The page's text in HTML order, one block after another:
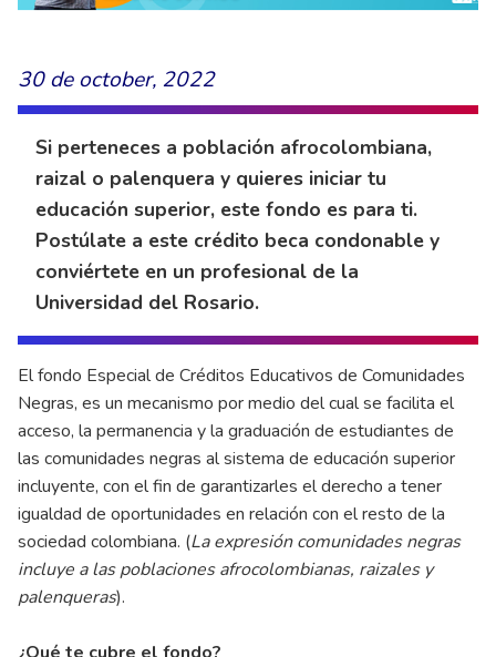
30 de october, 2022
Si perteneces a población afrocolombiana,
raizal o palenquera y quieres iniciar tu
educación superior, este fondo es para ti.
Postúlate a este crédito beca condonable y
conviértete en un profesional de la
Universidad del Rosario.
El fondo Especial de Créditos Educativos de Comunidades
Negras, es un mecanismo por medio del cual se facilita el
acceso, la permanencia y la graduación de estudiantes de
las comunidades negras al sistema de educación superior
incluyente, con el fin de garantizarles el derecho a tener
igualdad de oportunidades en relación con el resto de la
sociedad colombiana. (La expresión comunidades negras
incluye a las poblaciones afrocolombianas, raizales y
palenqueras).